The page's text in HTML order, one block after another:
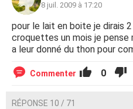
8 juil. 2009 à 17:20
pour le lait en boite je dirais
croquettes un mois je
a leur donné du thon pour
Commenter 0
RÉPONSE 10 / 71